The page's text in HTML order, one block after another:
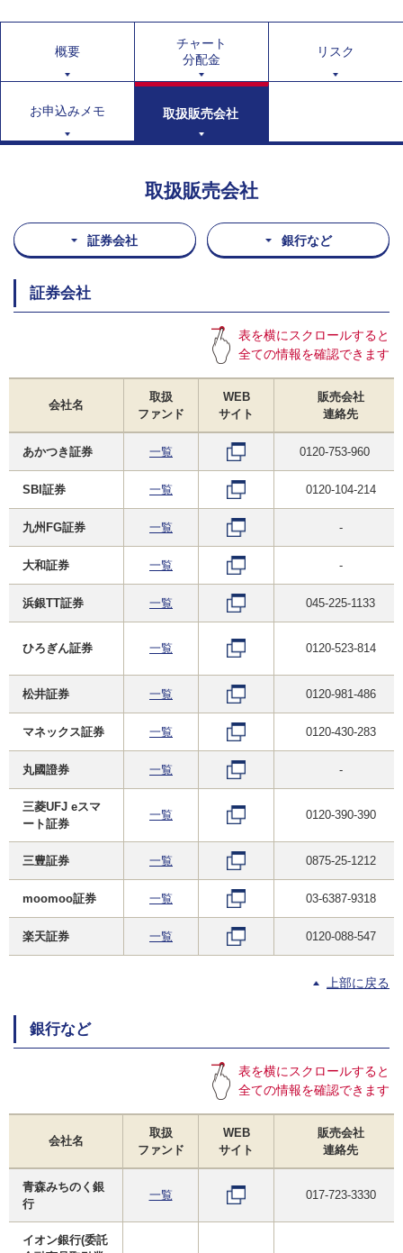
概要
チャート
分配金
リスク
お申込みメモ 取扱販売会社
取扱販売会社
証券会社 銀行など
証券会社
表を横にスクロールすると
全ての情報を確認できます
会社名
取扱
ファンド
WEB
サイト
販売会社
連絡先
あかつき証券 一覧 0120-753-960
SBI証券 一覧 0120-104-214
九州FG証券 一覧 -
大和証券 一覧 -
浜銀TT証券 一覧 045-225-1133
ひろぎん証券 一覧 0120-523-814
松井証券 一覧 0120-981-486
マネックス証券 一覧 0120-430-283
丸國證券 一覧 -
三菱UFJ eスマ
ート証券
一覧 0120-390-390
三豊証券 一覧 0875-25-1212
moomoo証券 一覧 03-6387-9318
楽天証券 一覧 0120-088-547
上部に戻る
銀行など
表を横にスクロールすると
全ての情報を確認できます
会社名
取扱
ファンド
WEB
サイト
販売会社
連絡先
青森みちのく銀
行
一覧 017-723-3330
イオン銀行(委託